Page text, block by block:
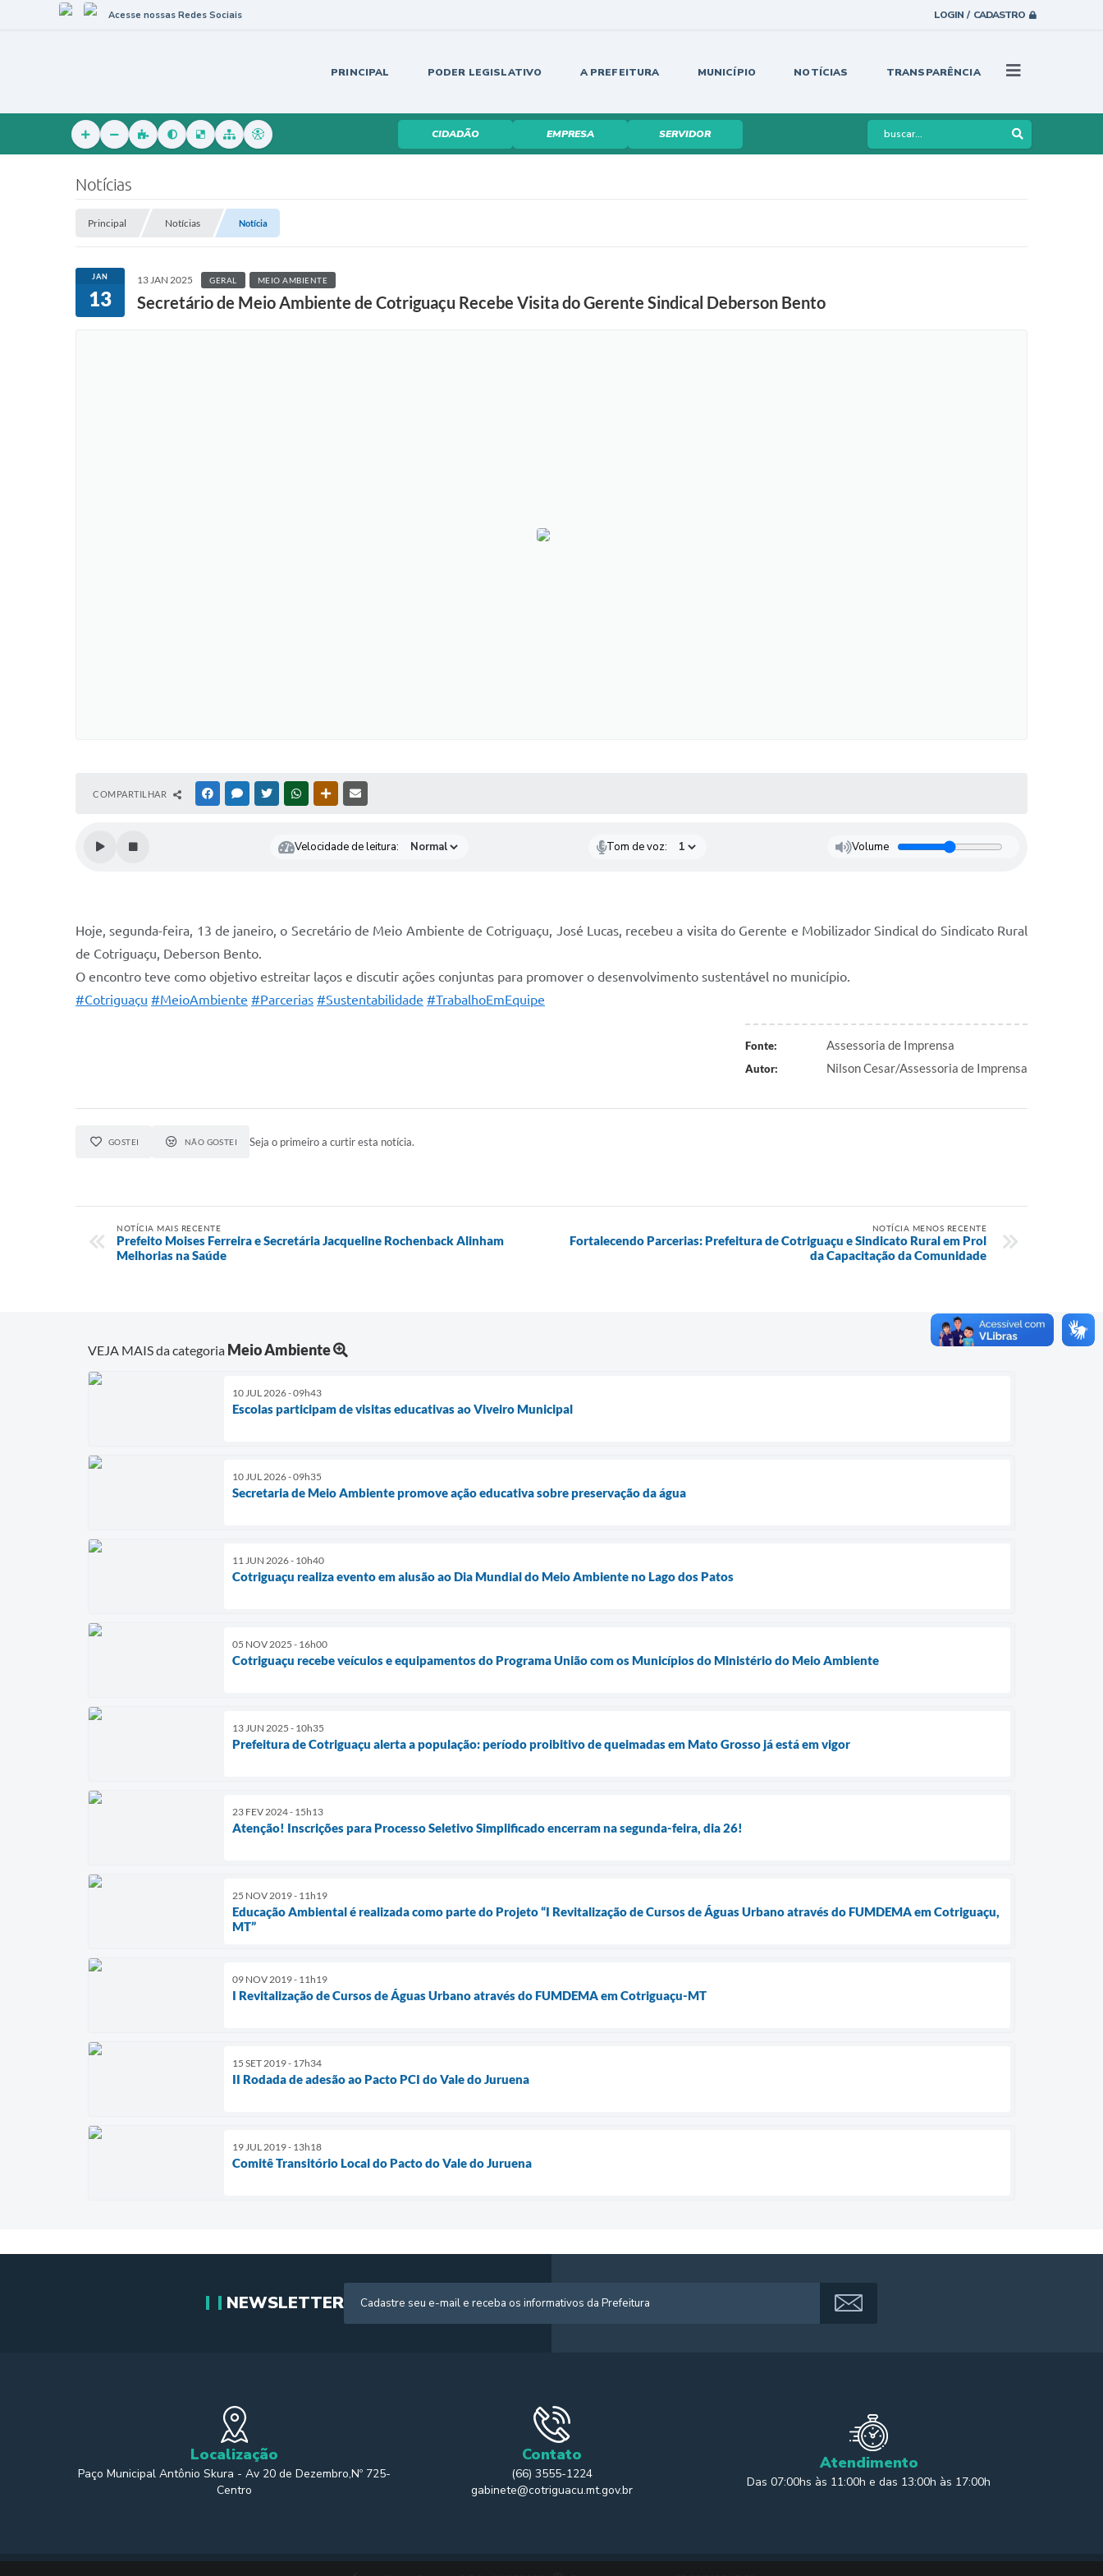
LOGIN / CADASTRO
Acesse nossas Redes Sociais
PRINCIPAL PODER LEGISLATIVO A PREFEITURA MUNICÍPIO NOTÍCIAS TRANSPARÊNCIA
CIDADÃO EMPRESA SERVIDOR
Notícias
Principal Notícias Notícia
JAN
13
13 JAN 2025 GERAL MEIO AMBIENTE
Secretário de Meio Ambiente de Cotriguaçu Recebe Visita do Gerente Sindical Deberson Bento
COMPARTILHAR FACEBOOKMESSENGER
TWITTERWHATSAPPOUTRAS MÍDIAS
Velocidade de leitura: Tom de voz: Volume
Hoje, segunda-feira, 13 de janeiro, o Secretário de Meio Ambiente de Cotriguaçu, José Lucas, recebeu a visita do Gerente e Mobilizador Sindical do Sindicato Rural
de Cotriguaçu, Deberson Bento.
O encontro teve como objetivo estreitar laços e discutir ações conjuntas para promover o desenvolvimento sustentável no município.
#Cotriguaçu #MeioAmbiente #Parcerias #Sustentabilidade #TrabalhoEmEquipe
Fonte: Assessoria de Imprensa
Autor: Nilson Cesar/Assessoria de Imprensa
GOSTEI NÃO GOSTEI Seja o primeiro a curtir esta notícia.
NOTÍCIA MAIS RECENTE
Prefeito Moises Ferreira e Secretária Jacqueline Rochenback Alinham
Melhorias na Saúde
NOTÍCIA MENOS RECENTE
Fortalecendo Parcerias: Prefeitura de Cotriguaçu e Sindicato Rural em Prol
da Capacitação da Comunidade
VEJA MAIS da categoria Meio Ambiente
10 JUL 2026 - 09h43
Escolas participam de visitas educativas ao Viveiro Municipal
10 JUL 2026 - 09h35
Secretaria de Meio Ambiente promove ação educativa sobre preservação da água
11 JUN 2026 - 10h40
Cotriguaçu realiza evento em alusão ao Dia Mundial do Meio Ambiente no Lago dos Patos
05 NOV 2025 - 16h00
Cotriguaçu recebe veículos e equipamentos do Programa União com os Municípios do Ministério do Meio Ambiente
13 JUN 2025 - 10h35
Prefeitura de Cotriguaçu alerta a população: período proibitivo de queimadas em Mato Grosso já está em vigor
23 FEV 2024 - 15h13
Atenção! Inscrições para Processo Seletivo Simplificado encerram na segunda-feira, dia 26!
25 NOV 2019 - 11h19
Educação Ambiental é realizada como parte do Projeto “I Revitalização de Cursos de Águas Urbano através do FUMDEMA em Cotriguaçu,
MT”
09 NOV 2019 - 11h19
I Revitalização de Cursos de Águas Urbano através do FUMDEMA em Cotriguaçu-MT
15 SET 2019 - 17h34
II Rodada de adesão ao Pacto PCI do Vale do Juruena
19 JUL 2019 - 13h18
Comitê Transitório Local do Pacto do Vale do Juruena
NEWSLETTER
Localização
Paço Municipal Antônio Skura - Av 20 de Dezembro,Nº 725-
Centro
Contato
(66) 3555-1224
gabinete@cotriguacu.mt.gov.br
Atendimento
Das 07:00hs às 11:00h e das 13:00h às 17:00h